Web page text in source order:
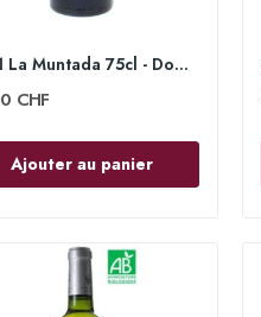
2021 La Muntada 75cl - Domaine Gauby
CHF
Ajouter au panier